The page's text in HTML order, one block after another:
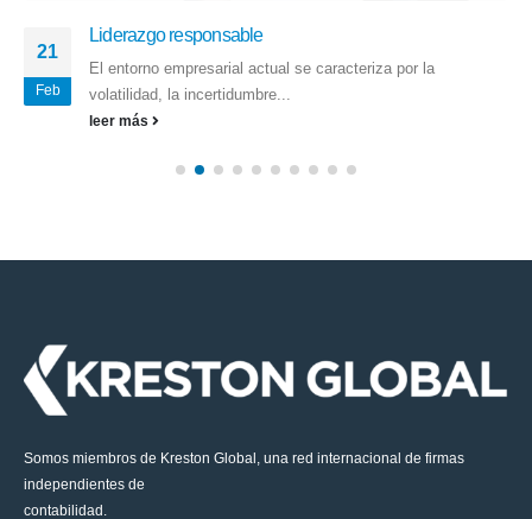
21
Feb
Liderazgo responsable
El entorno empresarial actual se caracteriza por la
volatilidad, la incertidumbre...
leer más
Somos miembros de Kreston Global, una red internacional de firmas
independientes de
contabilidad.